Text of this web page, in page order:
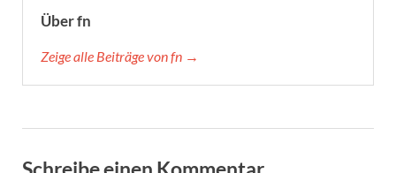
Über fn
Zeige alle Beiträge von fn →